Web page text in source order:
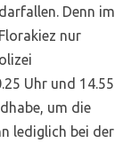
Denn im
nur
Uhr und 14.55
um die
lediglich bei der